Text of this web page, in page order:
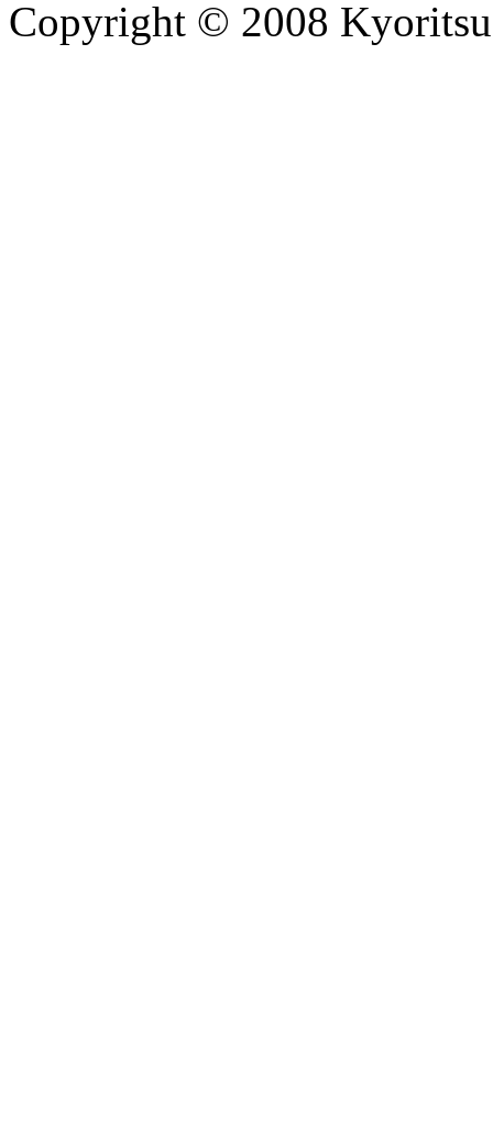
Copyright © 2008